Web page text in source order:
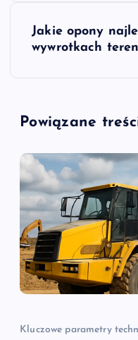
a
c
a
w
p
Jakie opony
wywrotkach
Powiązane
Kluczowe parametry